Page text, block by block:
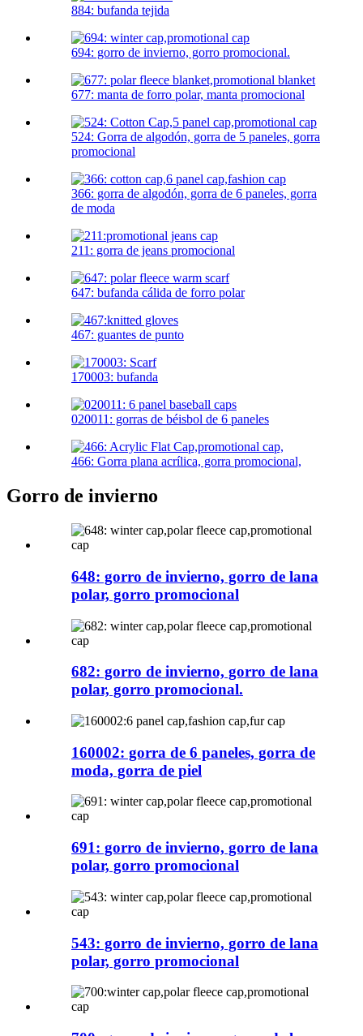
884: bufanda tejida
694: gorro de invierno, gorro promocional.
677: manta de forro polar, manta promocional
524: Gorra de algodón, gorra de 5 paneles, gorra
promocional
366: gorra de algodón, gorra de 6 paneles, gorra
de moda
211: gorra de jeans promocional
647: bufanda cálida de forro polar
467: guantes de punto
170003: bufanda
020011: gorras de béisbol de 6 paneles
466: Gorra plana acrílica, gorra promocional,
Gorro de invierno
648: gorro de invierno, gorro de lana
polar, gorro promocional
682: gorro de invierno, gorro de lana
polar, gorro promocional.
160002: gorra de 6 paneles, gorra de
moda, gorra de piel
691: gorro de invierno, gorro de lana
polar, gorro promocional
543: gorro de invierno, gorro de lana
polar, gorro promocional